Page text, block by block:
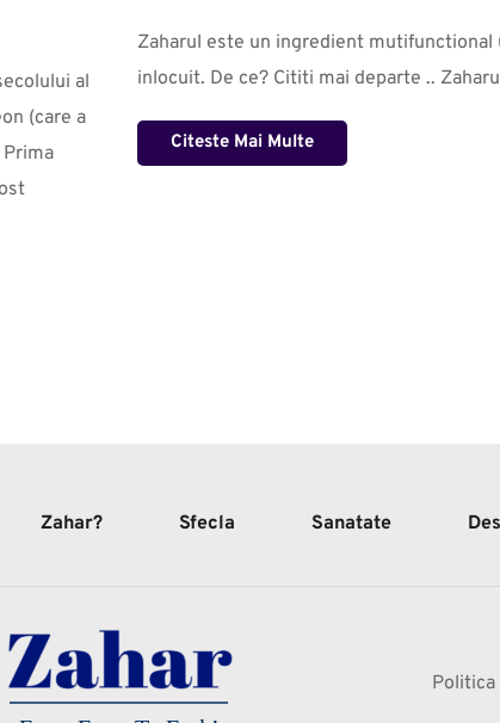
(care a
Zaharul este un ingredient mutifunctional
inlocuit. De ce? Cititi mai departe ..
Citeste Mai Multe
Zahar? Sfecla Sanatate
Politica